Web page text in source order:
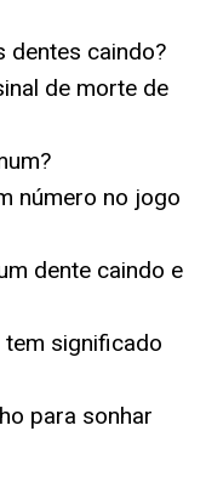
dentes caindo?
de morte de
número no jogo
dente caindo e
significado
para sonhar